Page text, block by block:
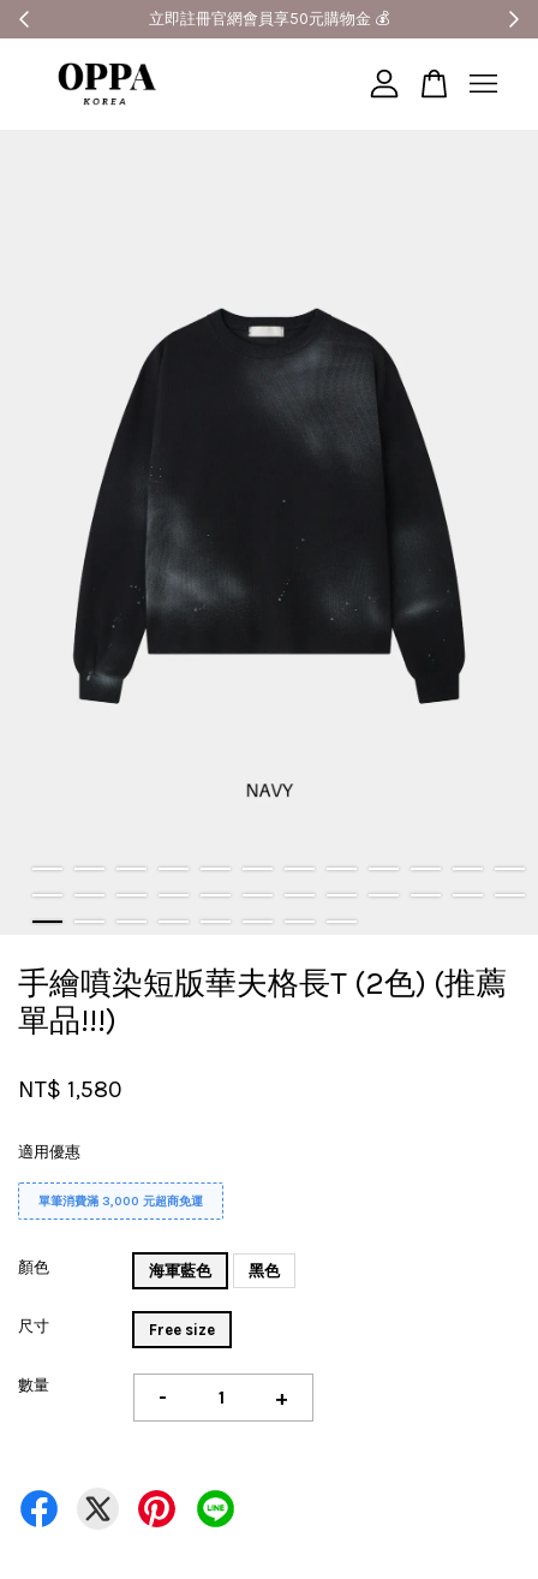
全館滿3000元超商免運 🚚
手繪噴染短版華夫格長T (2色) (推薦
單品!!!)
NT$ 1,580
適用優惠
單筆消費滿 3,000 元超商免運
顏色 海軍藍色 黑色
尺寸 Free size
數量 - +